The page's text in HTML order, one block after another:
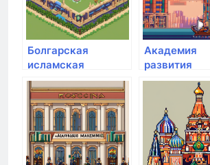
Болгарская
исламская
академия
Академия
развития
отношений